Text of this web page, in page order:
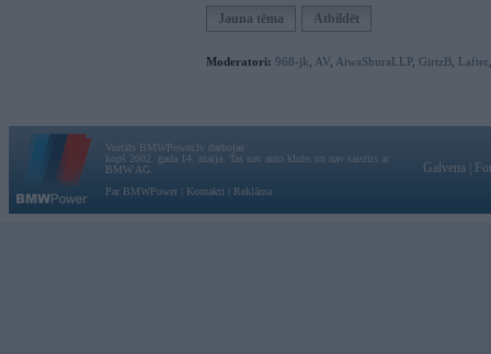
Jauna tēma Atbildēt
Moderatori: 968-jk AV AiwaShuraLLP, GirtzB Lafter
Vortāls BMWPower.lv darbojas
kopš 2002. gada 14. maija. Tas nav auto klubs un nav saistīts ar
BMW AG.
Par BMWPower
Kontakti Reklāma
Galvena